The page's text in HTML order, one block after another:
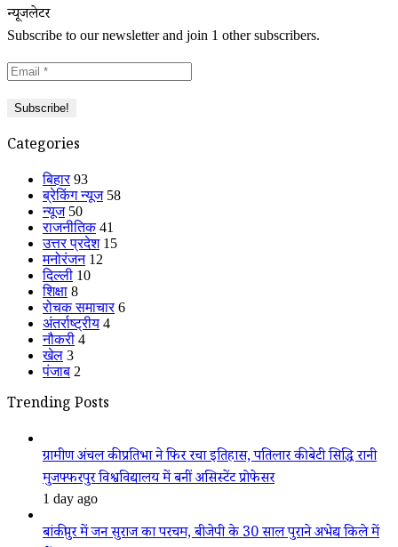
न्यूजलेटर
Subscribe to our newsletter and join 1 other subscribers.
Categories
बिहार 93
ब्रेकिंग न्यूज 58
न्यूज 50
राजनीतिक 41
उत्तर प्रदेश 15
मनोरंजन 12
दिल्ली 10
शिक्षा 8
रोचक समाचार 6
अंतर्राष्ट्रीय 4
नौकरी 4
खेल 3
पंजाब 2
Trending Posts
ग्रामीण अंचल की प्रतिभा ने फिर रचा इतिहास, पतिलार की बेटी सिद्धि रानी
मुजफ्फरपुर विश्वविद्यालय में बनीं असिस्टेंट प्रोफेसर
1 day ago
बांकीपुर में जन सुराज का परचम, बीजेपी के 30 साल पुराने अभेद्य किले में